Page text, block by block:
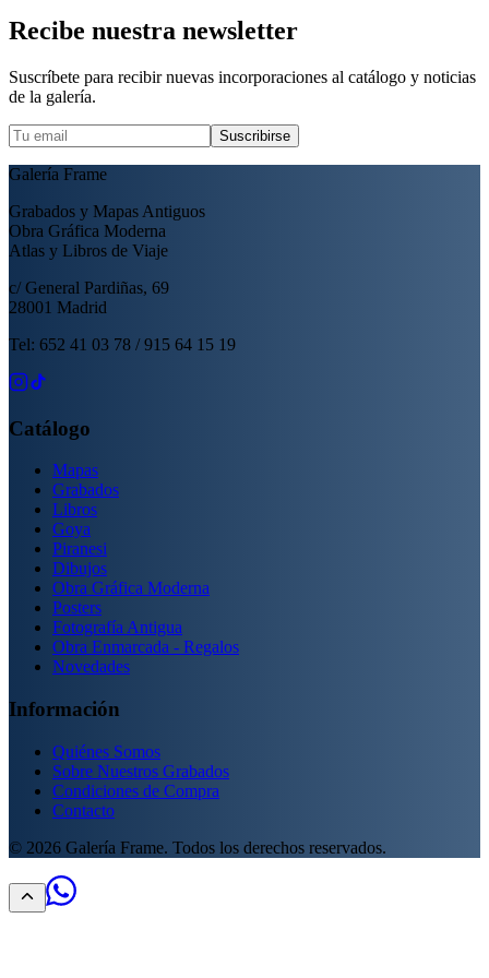
Recibe nuestra newsletter
Suscríbete para recibir nuevas incorporaciones al catálogo y noticias
de la galería.
Suscribirse
Galería Frame
Grabados y Mapas Antiguos
Obra Gráfica Moderna
Atlas y Libros de Viaje
c/ General Pardiñas, 69
28001 Madrid
Tel: 652 41 03 78 / 915 64 15 19
Catálogo
Mapas
Grabados
Libros
Goya
Piranesi
Dibujos
Obra Gráfica Moderna
Posters
Fotografía Antigua
Obra Enmarcada - Regalos
Novedades
Información
Quiénes Somos
Sobre Nuestros Grabados
Condiciones de Compra
Contacto
© 2026 Galería Frame. Todos los derechos reservados.